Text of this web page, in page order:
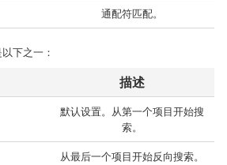
通配符匹配。
下之一：
描述
默认设置。从第一个项目开始搜
索。
从最后一个项目开始反向搜索。